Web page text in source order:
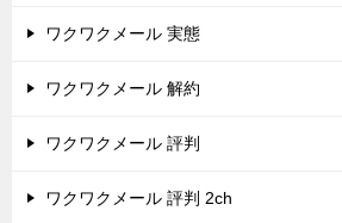
ワクワクメール 実態
ワクワクメール 解約
ワクワクメール 評判
ワクワクメール 評判 2ch